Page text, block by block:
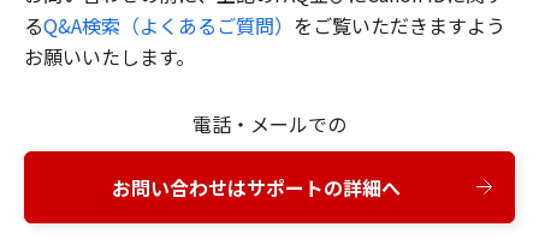
るQ&A検索（よくあるご質問） をご覧いただきますよう
お願いいたします。
電話・メールでの
お問い合わせはサポートの詳細へ